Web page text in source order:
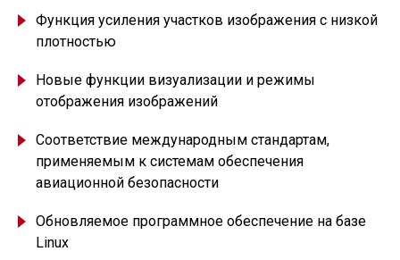
Функция усиления участков изображения с низкой
плотностью
Новые функции визуализации и режимы
отображения изображений
Соответствие международным стандартам,
применяемым к системам обеспечения
авиационной безопасности
Обновляемое программное обеспечение на базе
Linux